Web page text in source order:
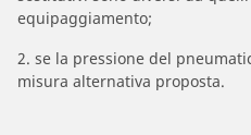
equipaggiamento;
2. se la pressione del
misura alternativa proposta.